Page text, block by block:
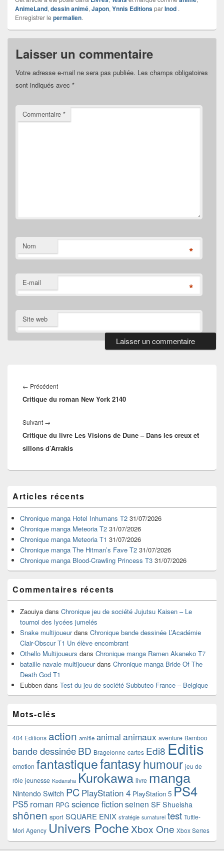
AnimeLand, dessin animé, Japon, Ynnis EditionsparInod .
Enregistrer le permalien.
Laisser un commentaire
Votre adresse e-mail ne sera pas publiée. Les champs obligatoires
sont indiqués avec *
Commentaire *
Nom *
E-mail *
Site web
de
l’article
← PrécédentArticle
précédent :
Critique du roman New York 2140
Suivant →
suivant :
Critique du livre Les Visions de Dune – Dans les creux et
sillons d’Arrakis
principale
de
widget
pour
barre
latérale
Articles récents
Chronique manga Hotel Inhumans T2 31/07/2026
Chronique manga Meteoria T2 31/07/2026
Chronique manga Meteoria T1 31/07/2026
Chronique manga The Hitman’s Fave T2 31/07/2026
Chronique manga Blood-Crawling Princess T3 31/07/2026
Commentaires récents
Zaouiya dans Chronique jeu de société Jujutsu Kaisen – Le
tournoi des lycées jumelés
Snake multijoueurdans Chronique bande dessinée L’Académie
Clair-Obscur T1 Un élève encombrant
Othello Multijoueurs dans Chronique manga Ramen Akaneko T7
bataille navale multijoueurdans Chronique manga Bride Of The
Death God T1
Eubben dans Test du jeu de société Subbuteo France – Belgique
Mots-clés
404 Editions action amitie animal animaux aventure Bamboo
bande dessinéeBD Bragelonne cartes Edi8 Editis
emotion fantastiquefantasyhumour jeu de
rôle jeunesse Kodansha Kurokawa livre manga
Nintendo Switch PC PlayStation 4 PlayStation 5 PS4
PS5 roman RPG science fictionseinen SF Shueisha
shônen sport SQUARE ENIX stratégie surnaturel test Tuttle-
Mori Agency Univers Poche Xbox One Xbox Series